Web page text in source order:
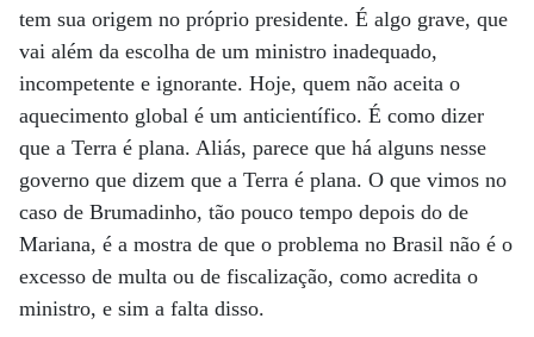
tem sua origem no próprio presidente. É algo grave, que
vai além da escolha de um ministro inadequado,
incompetente e ignorante. Hoje, quem não aceita o
aquecimento global é um anticientífico. É como dizer
que a Terra é plana. Aliás, parece que há alguns nesse
governo que dizem que a Terra é plana. O que vimos no
caso de Brumadinho, tão pouco tempo depois do de
Mariana, é a mostra de que o problema no Brasil não é o
excesso de multa ou de fiscalização, como acredita o
ministro, e sim a falta disso.